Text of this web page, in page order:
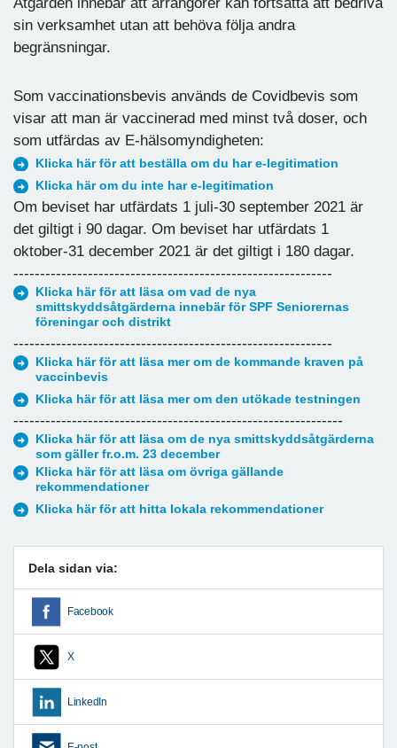
sin verksamhet utan att behöva följa andra
begränsningar.
Som vaccinationsbevis används de Covidbevis som
visar att man är vaccinerad med minst två doser, och
som utfärdas av E-hälsomyndigheten:
Klicka här för att beställa om du har e-legitimation
Klicka här om du inte har e-legitimation
Om beviset har utfärdats 1 juli-30 september 2021 är
det giltigt i 90 dagar. Om beviset har utfärdats 1
oktober-31 december 2021 är det giltigt i 180 dagar.
------------------------------------------------------------
Klicka här för att läsa om vad de nya
smittskyddsåtgärderna innebär för SPF Seniorernas
föreningar och distrikt
------------------------------------------------------------
Klicka här för att läsa mer om de kommande kraven på
vaccinbevis
Klicka här för att läsa mer om den utökade testningen
--------------------------------------------------------------
Klicka här för att läsa om de nya smittskyddsåtgärderna
som gäller fr.o.m. 23 december
Klicka här för att läsa om övriga gällande
rekommendationer
Klicka här för att hitta lokala rekommendationer
Dela sidan via:
Facebook
X
LinkedIn